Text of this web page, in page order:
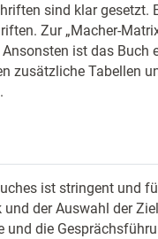
sind klar gesetzt.
Zur „Macher-
ist das Buch
zusätzliche Tabellen
ist stringent und
und der Auswahl der
und die